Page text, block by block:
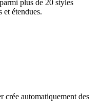
plus de 20 styles
et étendues.
crée automatiquement des